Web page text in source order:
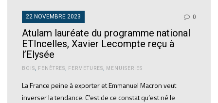
22 NOVEMBRE 2023 0
Atulam lauréate du programme national
ETIncelles, Xavier Lecompte reçu à
l’Elysée
BOIS FENÊTRES FERMETURES MENUISERIES
La France peine à exporter et Emmanuel Macron veut
inverser la tendance. C’est de ce constat qu’est né le